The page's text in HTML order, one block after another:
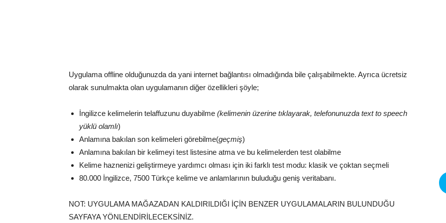
Uygulama offline olduğunuzda da yani internet bağlantısı olmadığında bile çalışabilmekte. Ayrıca ücretsiz
olarak sunulmakta olan uygulamanın diğer özellikleri şöyle;
İngilizce kelimelerin telaffuzunu duyabilme (kelimenin üzerine tıklayarak, telefonunuzda text to speech
yüklü olamlı)
Anlamına bakılan son kelimeleri görebilme(geçmiş)
Anlamına bakılan bir kelimeyi test listesine atma ve bu kelimelerden test olabilme
Kelime haznenizi geliştirmeye yardımcı olması için iki farklı test modu: klasik ve çoktan seçmeli
80.000 İngilizce, 7500 Türkçe kelime ve anlamlarının buluduğu geniş veritabanı.
NOT: UYGULAMA MAĞAZADAN KALDIRILDIĞI İÇİN BENZER UYGULAMALARIN BULUNDUĞU
SAYFAYA YÖNLENDİRİLECEKSİNİZ.